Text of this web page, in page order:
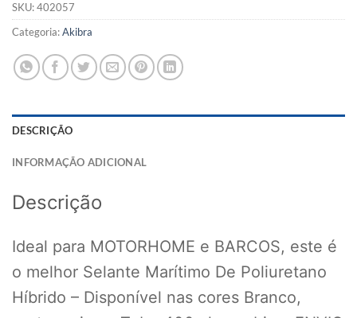
SKU:402057
Categoria:Akibra
DESCRIÇÃO
INFORMAÇÃO ADICIONAL
Descrição
Ideal para MOTORHOME e BARCOS, este é
o melhor Selante Marítimo De Poliuretano
Híbrido – Disponível nas cores Branco,